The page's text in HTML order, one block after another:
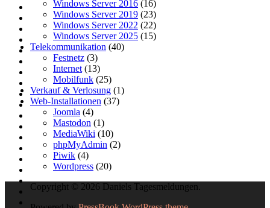
Windows Server 2016 (16)
Windows Server 2019 (23)
Windows Server 2022 (22)
Windows Server 2025 (15)
Telekommunikation (40)
Festnetz (3)
Internet (13)
Mobilfunk (25)
Verkauf & Verlosung (1)
Web-Installationen (37)
Joomla (4)
Mastodon (1)
MediaWiki (10)
phpMyAdmin (2)
Piwik (4)
Wordpress (20)
Copyright © 2026 Daniels Tagesmeldungen.